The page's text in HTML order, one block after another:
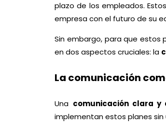
plazo de los empleados.
empresa con el futuro de su
Sin embargo, para que estos
en dos aspectos cruciales: la
La comunicación
Una comunicación clara y
implementan estos planes